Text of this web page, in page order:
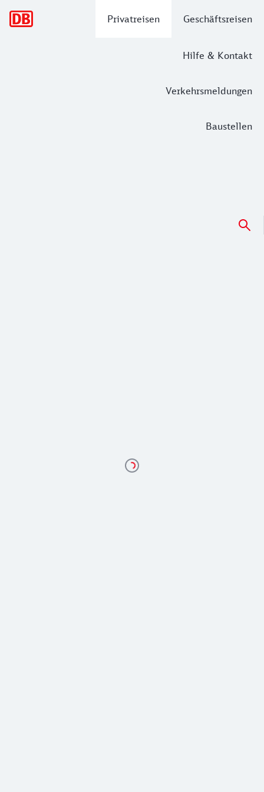
Privatreisen Geschäftsreisen
Hilfe & Kontakt
Verkehrsmeldungen
Baustellen